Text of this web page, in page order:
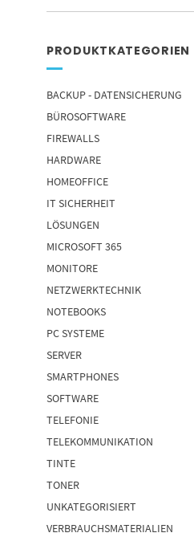
PRODUKTKATEGORIEN
BACKUP - DATENSICHERUNG
BÜROSOFTWARE
FIREWALLS
HARDWARE
HOMEOFFICE
IT SICHERHEIT
LÖSUNGEN
MICROSOFT 365
MONITORE
NETZWERKTECHNIK
NOTEBOOKS
PC SYSTEME
SERVER
SMARTPHONES
SOFTWARE
TELEFONIE
TELEKOMMUNIKATION
TINTE
TONER
UNKATEGORISIERT
VERBRAUCHSMATERIALIEN